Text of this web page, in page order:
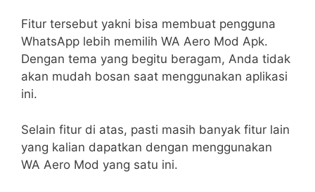
Fitur tersebut yakni bisa membuat pengguna
WhatsApp lebih memilih WA Aero Mod Apk.
Dengan tema yang begitu beragam, Anda tidak
akan mudah bosan saat menggunakan aplikasi
ini.
Selain fitur di atas, pasti masih banyak fitur lain
yang kalian dapatkan dengan menggunakan
WA Aero Mod yang satu ini.